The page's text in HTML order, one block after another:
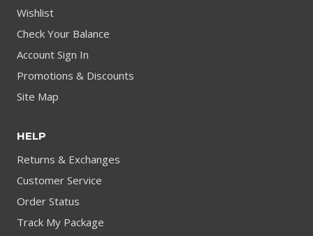
Wishlist
Check Your Balance
Account Sign In
Promotions & Discounts
Site Map
HELP
Returns & Exchanges
Customer Service
Order Status
Track My Package